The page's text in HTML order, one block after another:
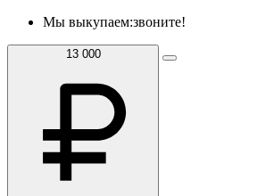
Мы выкупаем:звоните!
13 000